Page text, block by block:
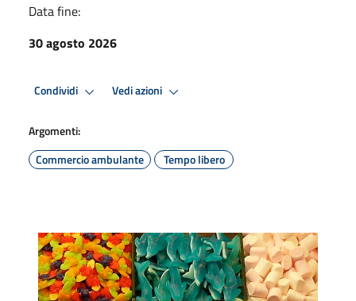
Data fine:
30 agosto 2026
Condividi Vedi azioni
Argomenti:
Commercio ambulante
Tempo libero